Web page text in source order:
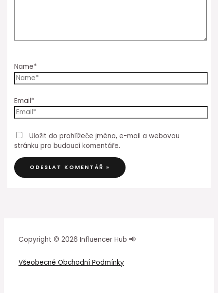
Name*
Email*
Uložit do prohlížeče jméno, e-mail a webovou
stránku pro budoucí komentáře.
Copyright © 2026 Influencer Hub 📢
Všeobecné Obchodní Podmínky